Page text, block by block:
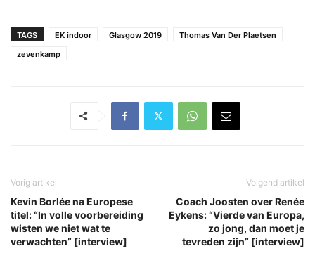
TAGS EK indoor Glasgow 2019
Thomas Van Der Plaetsen
zevenkamp
Vorig artikel
Kevin Borlée na Europese
titel: “In volle voorbereiding
wisten we niet wat te
verwachten” [interview]
Volgend artikel
Coach Joosten over Renée
Eykens: “Vierde van Europa,
zo jong, dan moet je
tevreden zijn” [interview]